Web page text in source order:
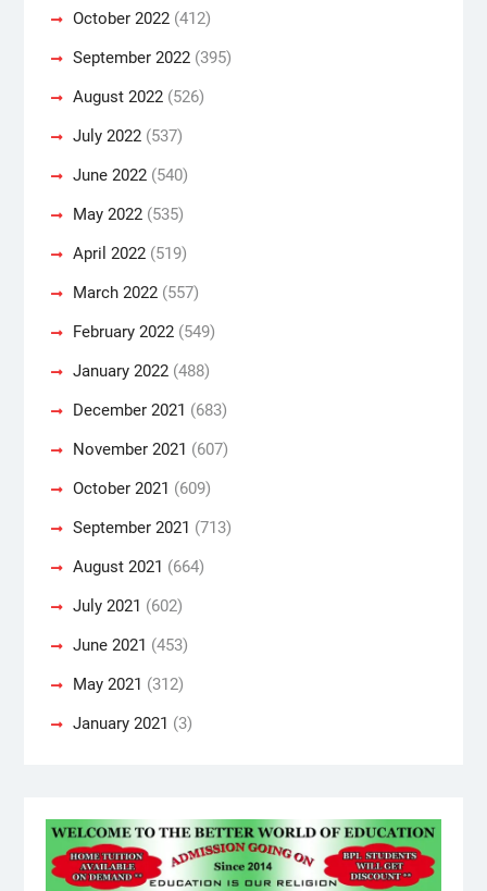
October 2022(412)
September 2022(395)
August 2022(526)
July 2022(537)
June 2022(540)
May 2022(535)
April 2022(519)
March 2022(557)
February 2022(549)
January 2022(488)
December 2021 (683)
November 2021 (607)
October 2021 (609)
September 2021 (713)
August 2021 (664)
July 2021 (602)
June 2021 (453)
May 2021 (312)
January 2021 (3)